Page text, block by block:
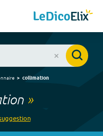
collimation
»